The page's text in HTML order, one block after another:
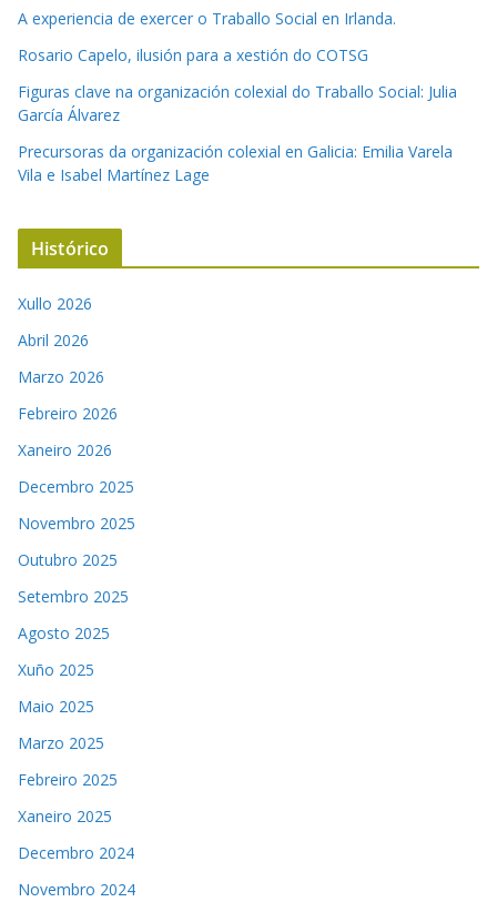
A experiencia de exercer o Traballo Social en Irlanda.
Rosario Capelo, ilusión para a xestión do COTSG
Figuras clave na organización colexial do Traballo Social: Julia
García Álvarez
Precursoras da organización colexial en Galicia: Emilia Varela
Vila e Isabel Martínez Lage
Histórico
Xullo 2026
Abril 2026
Marzo 2026
Febreiro 2026
Xaneiro 2026
Decembro 2025
Novembro 2025
Outubro 2025
Setembro 2025
Agosto 2025
Xuño 2025
Maio 2025
Marzo 2025
Febreiro 2025
Xaneiro 2025
Decembro 2024
Novembro 2024